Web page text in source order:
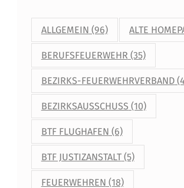
ALLGEMEIN (96) ALTE
BERUFSFEUERWEHR (35)
BEZIRKS-FEUERWEHRVERBAND
BEZIRKSAUSSCHUSS (10)
BTF FLUGHAFEN (6)
BTF JUSTIZANSTALT(5)
FEUERWEHREN (18)